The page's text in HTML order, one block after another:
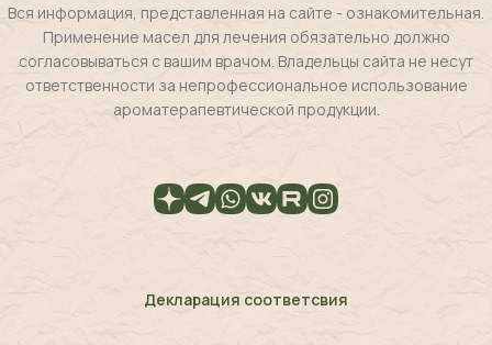
Вся информация, представленная на сайте - ознакомительная.
Применение масел для лечения обязательно должно
согласовываться с вашим врачом. Владельцы сайта не несут
ответственности за непрофессиональное использование
ароматерапевтической продукции.
Декларация соответсвия